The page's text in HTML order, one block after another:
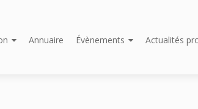
Annuaire Évènements Actualités